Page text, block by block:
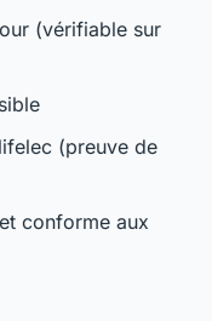
(vérifiable sur
(preuve de
conforme aux